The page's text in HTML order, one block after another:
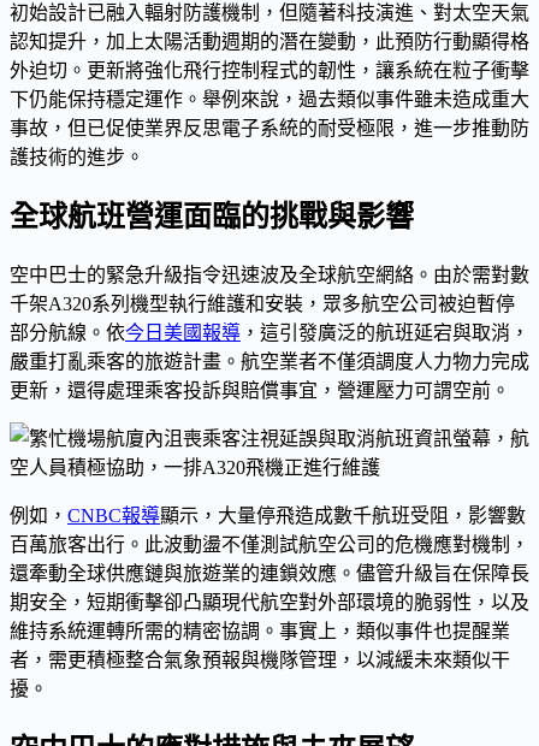
初始設計已融入輻射防護機制，但隨著科技演進、對太空天氣
認知提升，加上太陽活動週期的潛在變動，此預防行動顯得格
外迫切。更新將強化飛行控制程式的韌性，讓系統在粒子衝擊
下仍能保持穩定運作。舉例來說，過去類似事件雖未造成重大
事故，但已促使業界反思電子系統的耐受極限，進一步推動防
護技術的進步。
全球航班營運面臨的挑戰與影響
空中巴士的緊急升級指令迅速波及全球航空網絡。由於需對數
千架A320系列機型執行維護和安裝，眾多航空公司被迫暫停
部分航線。依今日美國報導 ，這引發廣泛的航班延宕與取消，
嚴重打亂乘客的旅遊計畫。航空業者不僅須調度人力物力完成
更新，還得處理乘客投訴與賠償事宜，營運壓力可謂空前。
例如， CNBC報導顯示，大量停飛造成數千航班受阻，影響數
百萬旅客出行。此波動盪不僅測試航空公司的危機應對機制，
還牽動全球供應鏈與旅遊業的連鎖效應。儘管升級旨在保障長
期安全，短期衝擊卻凸顯現代航空對外部環境的脆弱性，以及
維持系統運轉所需的精密協調。事實上，類似事件也提醒業
者，需更積極整合氣象預報與機隊管理，以減緩未來類似干
擾。